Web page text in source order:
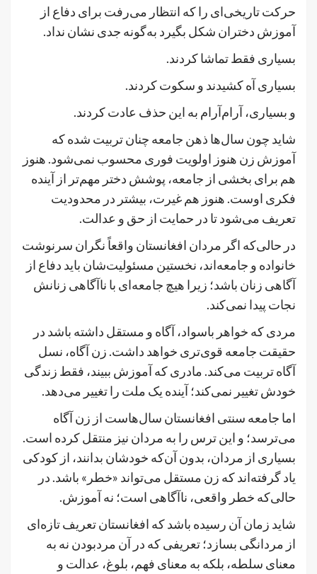
حرکت تاریخی‌ای را که انتظار می‌رفت برای دفاع از
آموزش دختران شکل بگیرد به‌گونه جدی نشان نداد.
بسیاری فقط تماشا کردند.
بسیاری آه کشیدند و سکوت کردند.
و بسیاری، آرام‌آرام به این حذف عادت کردند.
شاید چون سال‌ها ذهن جامعه چنان تربیت شده که
آموزش زن هنوز اولویت فوری محسوب نمی‌شود. هنوز
هم برای بخشی از جامعه، پوشش دختر مهم‌تر از آینده
فکری اوست. هنوز هم غیرت، بیشتر در محدودیت
تعریف می‌شود تا در حمایت از حق و عدالت.
در حالی‌که اگر مردان افغانستان واقعاً نگران سرنوشت
خانواده و جامعه‌اند، نخستین مسئولیت‌شان باید دفاع از
آگاهی زنان باشد؛ زیرا هیچ جامعه‌ای با ناآگاهی زنانش
نجات پیدا نمی‌کند.
مردی که خواهر باسواد، آگاه و مستقل داشته باشد در
حقیقت جامعه قوی‌تری خواهد داشت. زن آگاه، نسل
آگاه تربیت می‌کند. مادری که آموزش ببیند، فقط زندگی
خودش تغییر نمی‌کند؛ آینده یک ملت را تغییر می‌دهد.
اما جامعه سنتی افغانستان سال‌هاست از زن آگاه
می‌ترسد؛ و این ترس را به مردان نیز منتقل کرده است.
بسیاری از مردان، بدون آن‌که خودشان بدانند، از کودکی
یاد گرفته‌اند که زن مستقل می‌تواند «خطر» باشد. در
حالی‌که خطر واقعی، ناآگاهی است؛ نه آموزش.
شاید زمان آن رسیده باشد که افغانستان تعریف تازه‌ای
از مردانگی بسازد؛ تعریفی که در آن مردبودن نه به
معنای سلطه، بلکه به معنای فهم، بلوغ، عدالت و